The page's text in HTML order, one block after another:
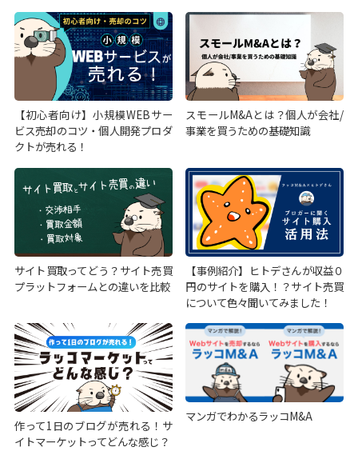
【初心者向け】小規模WEBサー
ビス売却のコツ・個人開発プロダ
クトが売れる！
スモールM&Aとは？個人が会社/
事業を買うための基礎知識
サイト買取ってどう？サイト売買
プラットフォームとの違いを比較
【事例紹介】ヒトデさんが収益０
円のサイトを購入！？サイト売買
について色々聞いてみました！
作って1日のブログが売れる！サ
イトマーケットってどんな感じ？
マンガでわかるラッコM&A